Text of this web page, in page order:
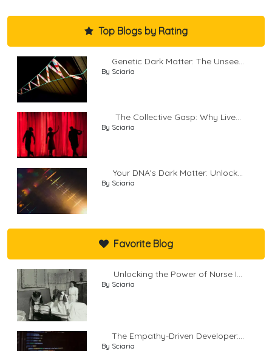
Top Blogs by Rating
Genetic Dark Matter: The Unsee...
By Sciaria
The Collective Gasp: Why Live...
By Sciaria
Your DNA's Dark Matter: Unlock...
By Sciaria
Favorite Blog
Unlocking the Power of Nurse I...
By Sciaria
The Empathy-Driven Developer:...
By Sciaria